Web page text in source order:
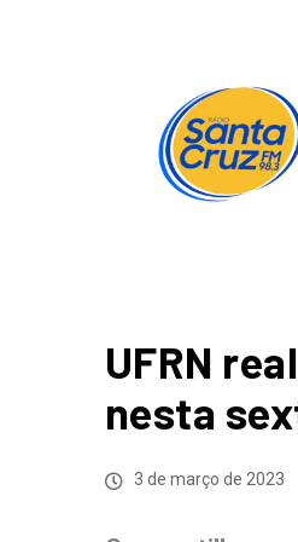
UFRN
nesta
3 de março de 2023